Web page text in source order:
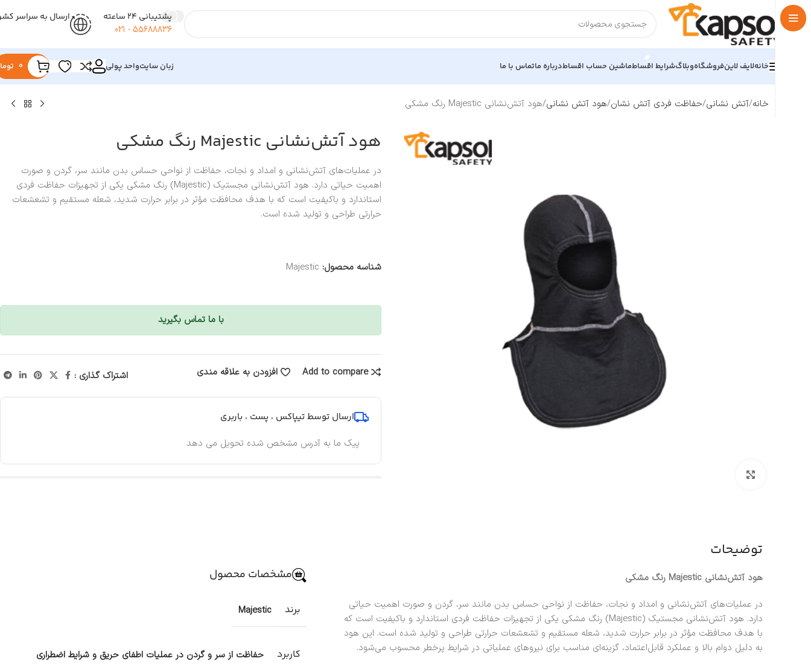
پشتیبانی 24 ساعته
55688836 - 021
ارسال به سراسر
خانهلایف لاینفروشگاهوبلاگشرایط اقساطماشین حساب اقساطدرباره ماتماس با ما زبان سایتواحد پولی 0
خانه آتش نشانی حفاظت فردی آتش نشان هود آتش نشانی هود آتش‌نشانی Majestic رنگ مشکی
هود آتش‌نشانی Majestic رنگ مشکی
در عملیات‌های آتش‌نشانی و امداد و نجات، حفاظت از نواحی حساس بدن مانند سر، گردن و صورت
اهمیت حیاتی دارد. هود آتش‌نشانی مجستیک (Majestic) رنگ مشکی یکی از تجهیزات حفاظت فردی
استاندارد و باکیفیت است که با هدف محافظت مؤثر در برابر حرارت شدید، شعله مستقیم و تشعشعات
حرارتی طراحی و تولید شده است.
شناسه محصول: Majestic
با ما تماس بگیرید
Add to compare افزودن به علاقه مندی اشتراک گذاری :
ارسال توسط تیپاکس ، پست ، باربری
پیک ما به آدرس مشخص شده تحویل می دهد
توضیحات
هود آتش‌نشانی Majestic رنگ مشکی
در عملیات‌های آتش‌نشانی و امداد و نجات، حفاظت از نواحی حساس بدن مانند سر، گردن و صورت اهمیت حیاتی
دارد. هود آتش‌نشانی مجستیک (Majestic) رنگ مشکی یکی از تجهیزات حفاظت فردی استاندارد و باکیفیت است که
با هدف محافظت مؤثر در برابر حرارت شدید، شعله مستقیم و تشعشعات حرارتی طراحی و تولید شده است. این هود
به دلیل دوام بالا و عملکرد قابل‌اعتماد، گزینه‌ای مناسب برای نیروهای عملیاتی در شرایط پرخطر محسوب می‌شود.
مشخصات محصول
برند Majestic
کاربرد حفاظت از سر و گردن در عملیات اطفای حریق و شرایط اضطراری